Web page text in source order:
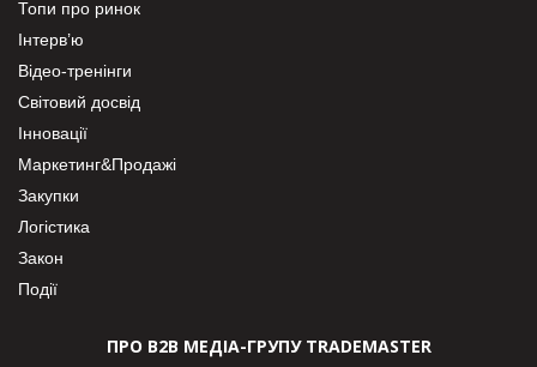
Топи про ринок
Інтерв’ю
Відео-тренінги
Світовий досвід
Інновації
Маркетинг&Продажі
Закупки
Логістика
Закон
Події
ПРО В2В МЕДІА-ГРУПУ TRADEMASTER